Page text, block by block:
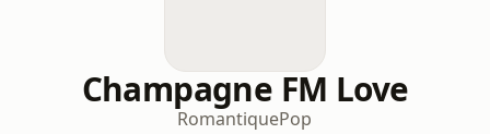
Champagne FM Love
RomantiquePop